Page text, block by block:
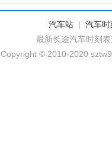
汽车站 | 汽车时
最新长途汽车时刻
Copyright © 2010-2020